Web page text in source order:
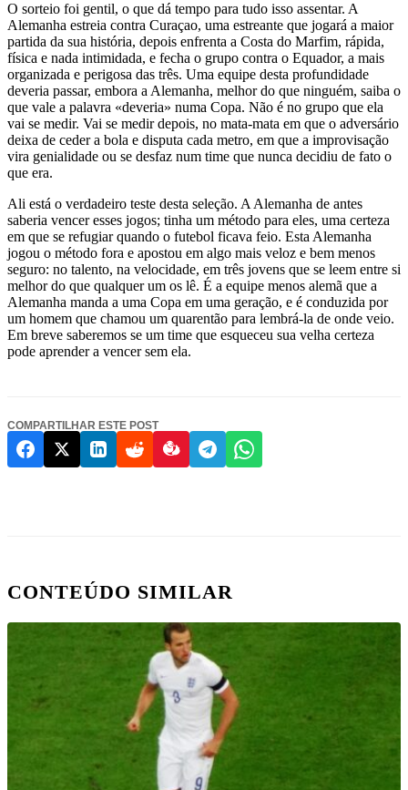
O sorteio foi gentil, o que dá tempo para tudo isso assentar. A
Alemanha estreia contra Curaçao, uma estreante que jogará a maior
partida da sua história, depois enfrenta a Costa do Marfim, rápida,
física e nada intimidada, e fecha o grupo contra o Equador, a mais
organizada e perigosa das três. Uma equipe desta profundidade
deveria passar, embora a Alemanha, melhor do que ninguém, saiba o
que vale a palavra «deveria» numa Copa. Não é no grupo que ela
vai se medir. Vai se medir depois, no mata-mata em que o adversário
deixa de ceder a bola e disputa cada metro, em que a improvisação
vira genialidade ou se desfaz num time que nunca decidiu de fato o
que era.
Ali está o verdadeiro teste desta seleção. A Alemanha de antes
saberia vencer esses jogos; tinha um método para eles, uma certeza
em que se refugiar quando o futebol ficava feio. Esta Alemanha
jogou o método fora e apostou em algo mais veloz e bem menos
seguro: no talento, na velocidade, em três jovens que se leem entre si
melhor do que qualquer um os lê. É a equipe menos alemã que a
Alemanha manda a uma Copa em uma geração, e é conduzida por
um homem que chamou um quarentão para lembrá-la de onde veio.
Em breve saberemos se um time que esqueceu sua velha certeza
pode aprender a vencer sem ela.
COMPARTILHAR ESTE POST
CONTEÚDO SIMILAR